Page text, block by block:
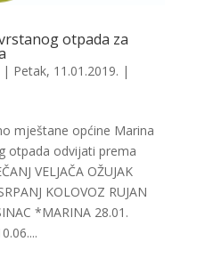
otpada za
Petak, 11.01.2019. |
mještane općine Marina
otpada odvijati prema
VELJAČA OŽUJAK
KOLOVOZ RUJAN
*MARINA 28.01.